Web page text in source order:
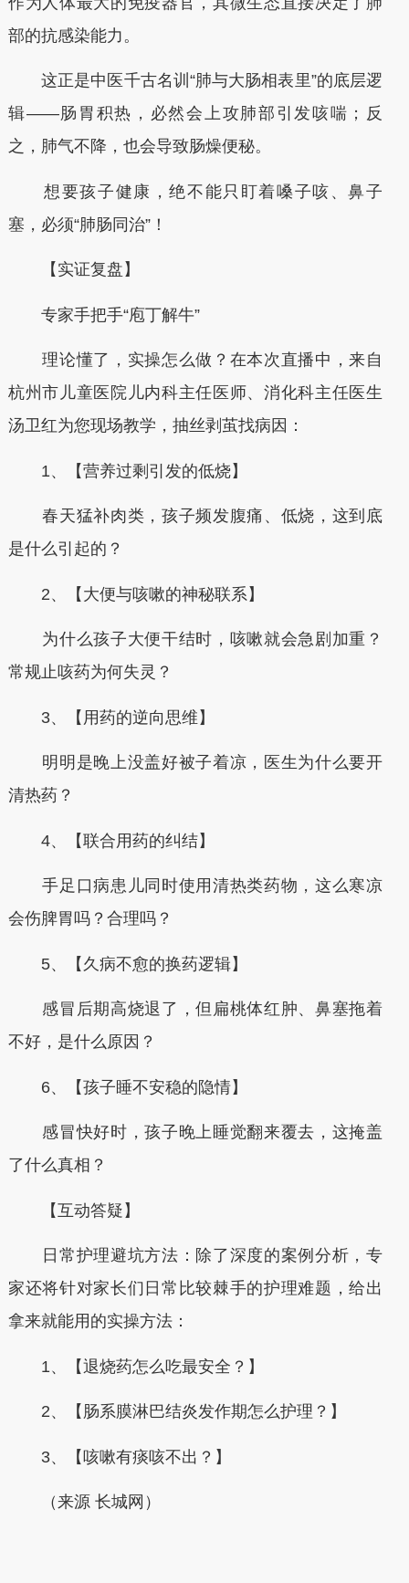
部的抗感染能力。
这正是中医千古名训“肺与大肠相表里”的底层逻
辑——肠胃积热，必然会上攻肺部引发咳喘；反
之，肺气不降，也会导致肠燥便秘。
想要孩子健康，绝不能只盯着嗓子咳、鼻子
塞，必须“肺肠同治”！
【实证复盘】
专家手把手“庖丁解牛”
理论懂了，实操怎么做？在本次直播中，来自
杭州市儿童医院儿内科主任医师、消化科主任医生
汤卫红为您现场教学，抽丝剥茧找病因：
1、【营养过剩引发的低烧】
春天猛补肉类，孩子频发腹痛、低烧，这到底
是什么引起的？
2、【大便与咳嗽的神秘联系】
为什么孩子大便干结时，咳嗽就会急剧加重？
常规止咳药为何失灵？
3、【用药的逆向思维】
明明是晚上没盖好被子着凉，医生为什么要开
清热药？
4、【联合用药的纠结】
手足口病患儿同时使用清热类药物，这么寒凉
会伤脾胃吗？合理吗？
5、【久病不愈的换药逻辑】
感冒后期高烧退了，但扁桃体红肿、鼻塞拖着
不好，是什么原因？
6、【孩子睡不安稳的隐情】
感冒快好时，孩子晚上睡觉翻来覆去，这掩盖
了什么真相？
【互动答疑】
日常护理避坑方法：除了深度的案例分析，专
家还将针对家长们日常比较棘手的护理难题，给出
拿来就能用的实操方法：
1、【退烧药怎么吃最安全？】
2、【肠系膜淋巴结炎发作期怎么护理？】
3、【咳嗽有痰咳不出？】
（来源 长城网）